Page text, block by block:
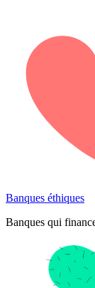
Banques éthiques
Banques qui